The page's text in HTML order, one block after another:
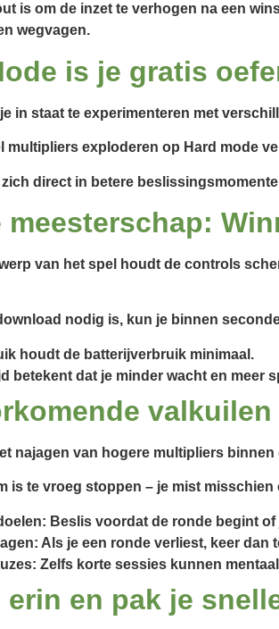
is om de inzet te verhogen na een
wegvagen.
is je gratis
in staat te experimenteren met
multipliers exploderen op Hard mode
zich direct in betere
meesterschap:
van het spel houdt de controls
nodig is, kun je binnen
houdt de batterijverbruik minimaal.
betekent dat je minder wacht en meer
najagen van hogere multipliers
is te vroeg stoppen – je mist
Beslis voordat de ronde begint
Als je een ronde verliest, keer dan
Zelfs korte sessies kunnen
erin en pak je